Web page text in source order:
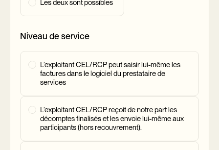
Les deux sont possibles
Niveau de service
L’exploitant CEL/RCP peut saisir lui-même les
factures dans le logiciel du prestataire de
services
L’exploitant CEL/RCP reçoit de notre part les
décomptes finalisés et les envoie lui-même aux
participants (hors recouvrement).